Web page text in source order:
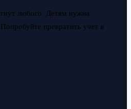
любого. Детям нужна
превратить учет в